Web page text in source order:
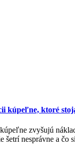
kúpeľne, ktoré
zvyšujú
šetrí nesprávne a čo